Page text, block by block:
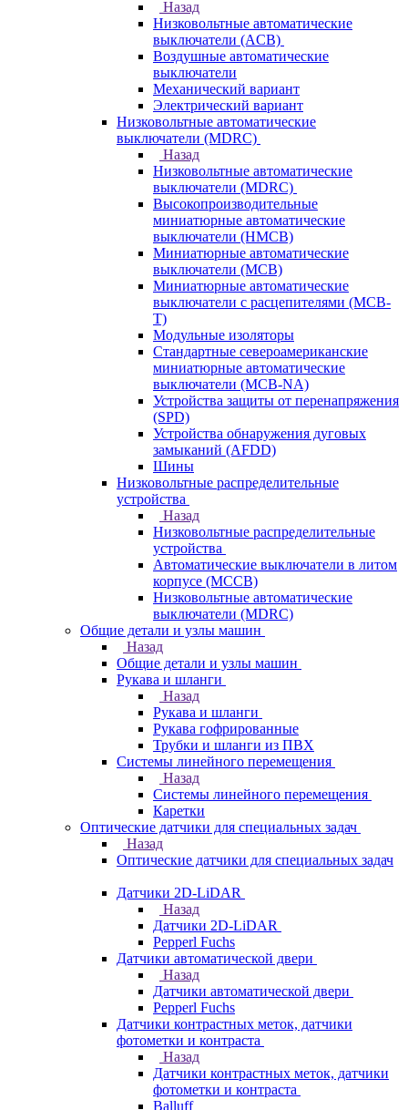
Назад
Низковольтные автоматические
выключатели (ACB)
Воздушные автоматические
выключатели
Механический вариант
Электрический вариант
Низковольтные автоматические
выключатели (MDRC)
Назад
Низковольтные автоматические
выключатели (MDRC)
Высокопроизводительные
миниатюрные автоматические
выключатели (HMCB)
Миниатюрные автоматические
выключатели (MCB)
Миниатюрные автоматические
выключатели с расцепителями (MCB-
T)
Модульные изоляторы
Стандартные североамериканские
миниатюрные автоматические
выключатели (MCB-NA)
Устройства защиты от перенапряжения
(SPD)
Устройства обнаружения дуговых
замыканий (AFDD)
Шины
Низковольтные распределительные
устройства
Назад
Низковольтные распределительные
устройства
Автоматические выключатели в литом
корпусе (MCCB)
Низковольтные автоматические
выключатели (MDRC)
Общие детали и узлы машин
Назад
Общие детали и узлы машин
Рукава и шланги
Назад
Рукава и шланги
Рукава гофрированные
Трубки и шланги из ПВХ
Системы линейного перемещения
Назад
Системы линейного перемещения
Каретки
Оптические датчики для специальных задач
Назад
Оптические датчики для специальных задач
Датчики 2D-LiDAR
Назад
Датчики 2D-LiDAR
Pepperl Fuchs
Датчики автоматической двери
Назад
Датчики автоматической двери
Pepperl Fuchs
Датчики контрастных меток, датчики
фотометки и контраста
Назад
Датчики контрастных меток, датчики
фотометки и контраста
Balluff